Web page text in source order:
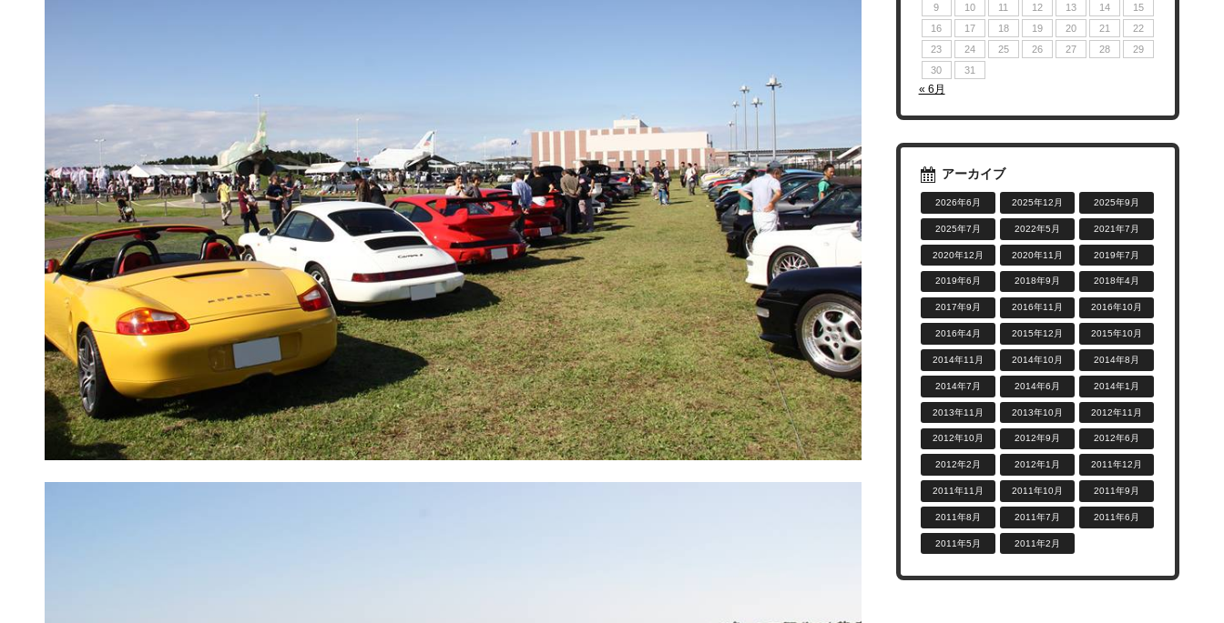
9
10 11 12 13 14
15
16
17 18 19 20 21
22
23
24 25 26 27 28
29
30
31
« 6月
アーカイブ
2026年6月 2025年12月 2025年9月
2025年7月 2022年5月 2021年7月
2020年12月 2020年11月 2019年7月
2019年6月 2018年9月 2018年4月
2017年9月 2016年11月 2016年10月
2016年4月 2015年12月 2015年10月
2014年11月 2014年10月 2014年8月
2014年7月 2014年6月 2014年1月
2013年11月 2013年10月 2012年11月
2012年10月 2012年9月 2012年6月
2012年2月 2012年1月 2011年12月
2011年11月 2011年10月 2011年9月
2011年8月 2011年7月 2011年6月
2011年5月 2011年2月